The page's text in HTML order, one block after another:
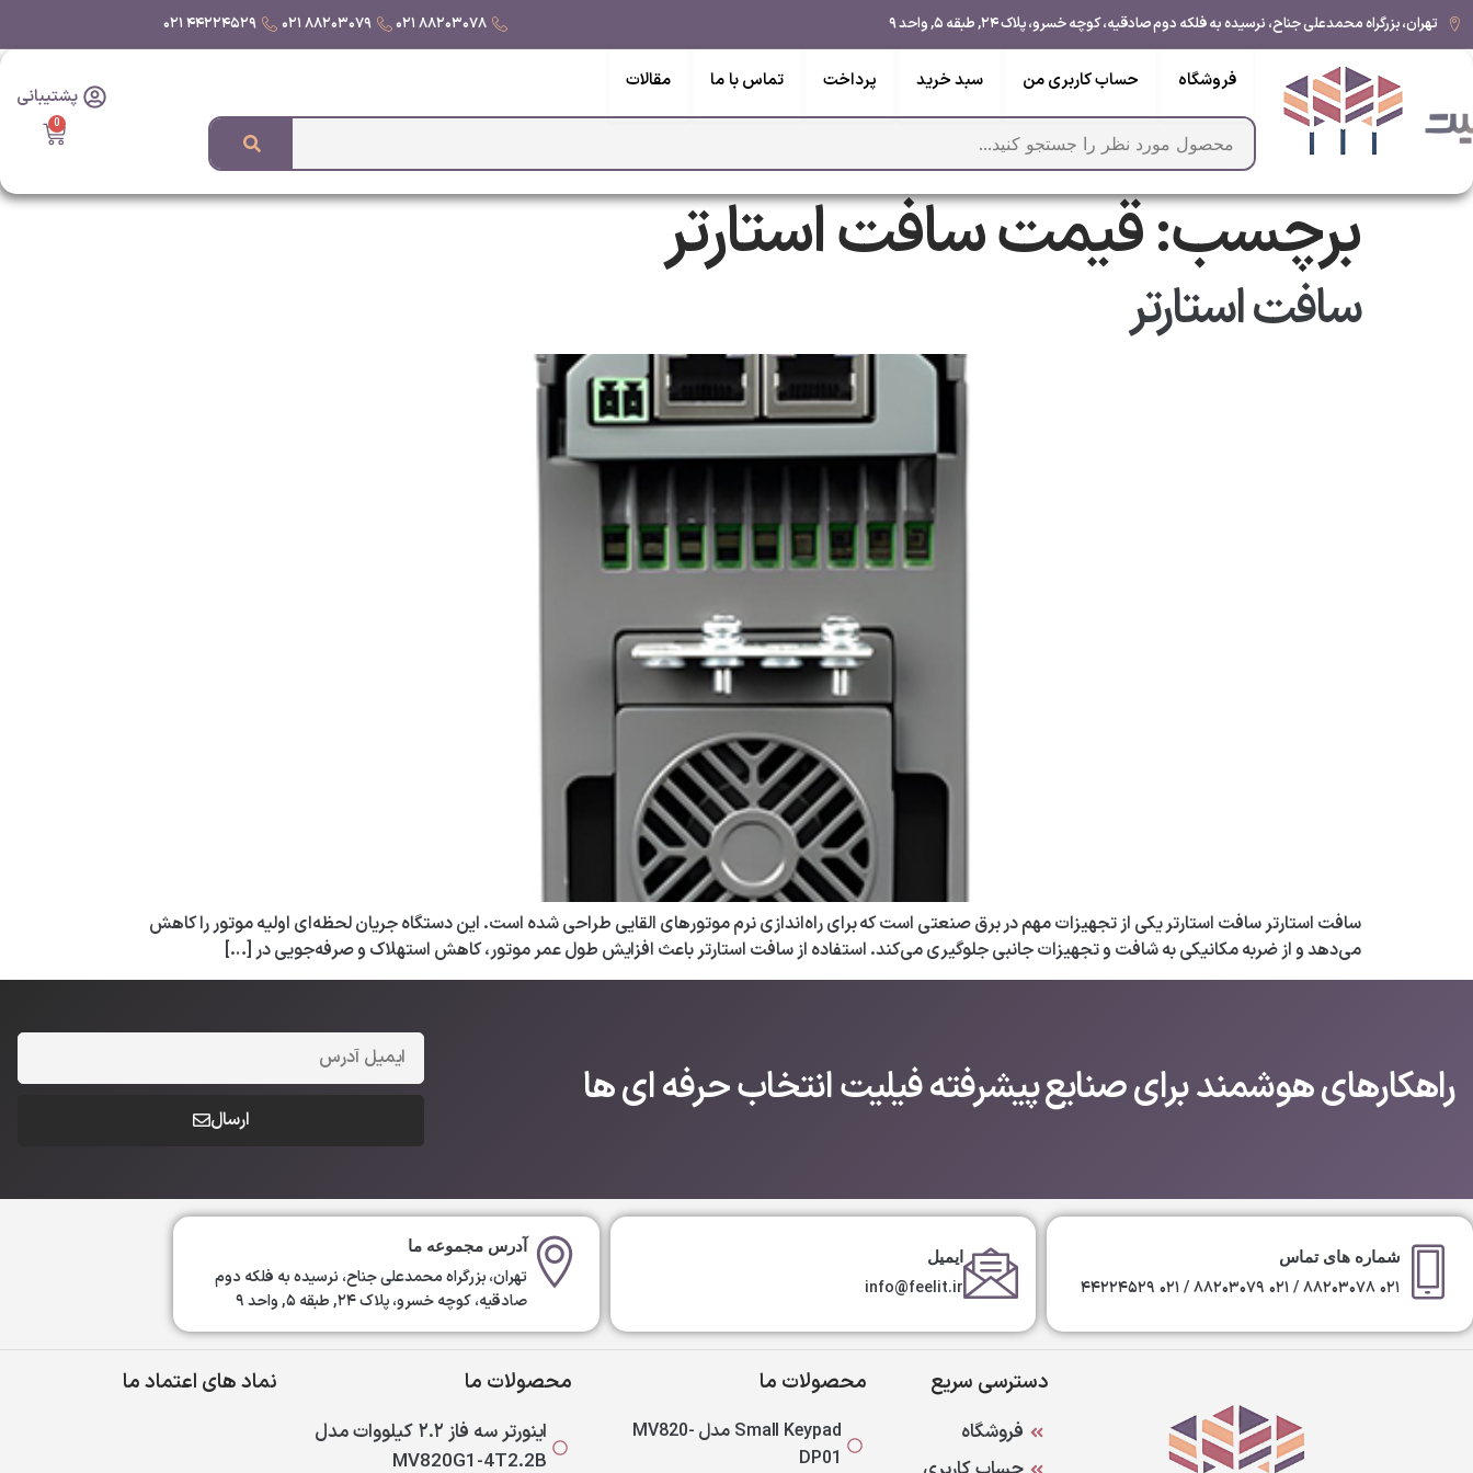
تهران، بزرگراه محمدعلی جناح، نرسیده به فلکه دوم صادقیه، کوچه خسرو، پلاک ۲۴, طبقه ۵, واحد ۹ ۸۸۲۰۳۰۷۸ ۰۲۱ ۸۸۲۰۳۰۷۹ ۰۲۱ ۴۴۲۲۴۵۲۹ ۰۲۱
فروشگاه حساب کاربری من سبد خرید پرداخت تماس با ما مقالات
پشتیبانی
0
برچسب:قیمت سافت استارتر
سافت استارتر
سافت استارتر سافت استارتر یکی از تجهیزات مهم در برق صنعتی است که برای راه‌اندازی نرم موتورهای القایی طراحی شده است. این دستگاه جریان لحظه‌ای اولیه موتور را کاهش
می‌دهد و از ضربه مکانیکی به شافت و تجهیزات جانبی جلوگیری می‌کند. استفاده از سافت استارتر باعث افزایش طول عمر موتور، کاهش استهلاک و صرفه‌جویی در […]
راهکارهای هوشمند برای صنایع پیشرفته فیلیت انتخاب حرفه ای ها
ارسال
شماره های تماس
۰۲۱ ۸۸۲۰۳۰۷۸ / ۰۲۱ ۸۸۲۰۳۰۷۹ / ۰۲۱ ۴۴۲۲۴۵۲۹
ایمیل
info@feelit.ir
آدرس مجموعه ما
تهران، بزرگراه محمدعلی جناح، نرسیده به فلکه دوم
صادقیه، کوچه خسرو، پلاک ۲۴, طبقه ۵, واحد ۹
دسترسی سریع
فروشگاه
محصولات ما
Small Keypad مدل MV820-
DP01
محصولات ما
اینورتر سه فاز ۲.۲ کیلووات مدل
MV820G1-4T2.2B
نماد های اعتماد ما